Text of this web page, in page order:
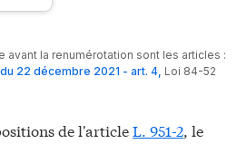
la renumérotation sont les articles :
22 décembre 2021 - art. 4, Loi 84-52
de l'articleL. 951-2, le